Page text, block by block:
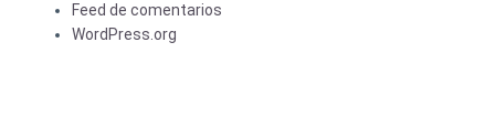
Feed de comentarios
WordPress.org